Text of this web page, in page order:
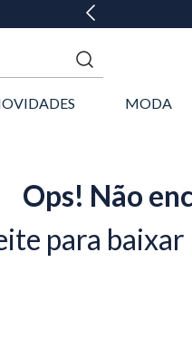
MODA
Ops! Não
para